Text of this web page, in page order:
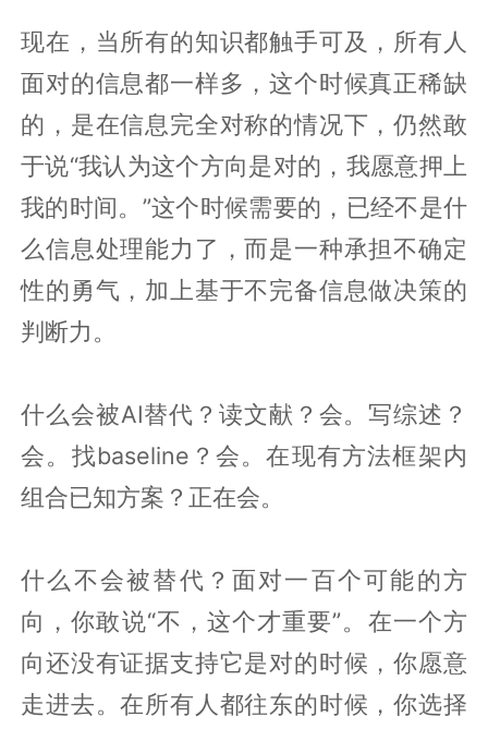
现在，当所有的知识都触手可及，所有人
面对的信息都一样多，这个时候真正稀缺
的，是在信息完全对称的情况下，仍然敢
于说“我认为这个方向是对的，我愿意押上
我的时间。”这个时候需要的，已经不是什
么信息处理能力了，而是一种承担不确定
性的勇气，加上基于不完备信息做决策的
判断力。
什么会被AI替代？读文献？会。写综述？
会。找baseline？会。在现有方法框架内
组合已知方案？正在会。
什么不会被替代？面对一百个可能的方
向，你敢说“不，这个才重要”。在一个方
向还没有证据支持它是对的时候，你愿意
走进去。在所有人都往东的时候，你选择